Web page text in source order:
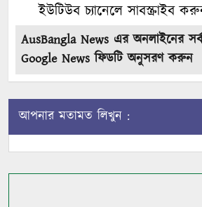
ইউটিউব চ্যানেলে সাবস্ক্রাইব
AusBangla News এর অনলাইনের
Google News ফিডটি অনুসরণ করুন
আপনার মতামত লিখুন :